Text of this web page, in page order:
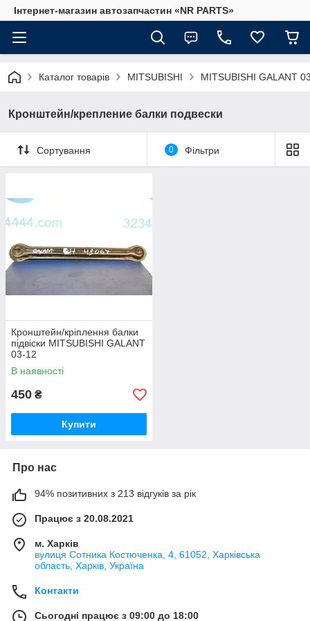
Інтернет-магазин автозапчастин «NR PARTS»
Каталог товарів MITSUBISHI MITSUBISHI GALANT
Кронштейн/крепление балки подвески
Сортування 0 Фільтри
Кронштейн/кріплення балки
підвіски MITSUBISHI GALANT
03-12
В наявності
450 ₴
Купити
Про нас
94% позитивних з 213 відгуків за рік
Працює з 20.08.2021
м. Харків
вулиця Сотника Костюченка, 4, 61052, Харківська
область, Харків, Україна
Контакти
Сьогодні працює з 09:00 до 18:00